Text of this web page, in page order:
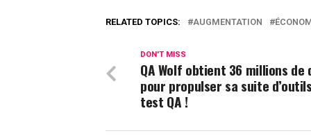
RELATED TOPICS: AUGMENTATION
DON'T MISS
QA Wolf obtient 36 millions de
pour propulser sa suite
test QA !